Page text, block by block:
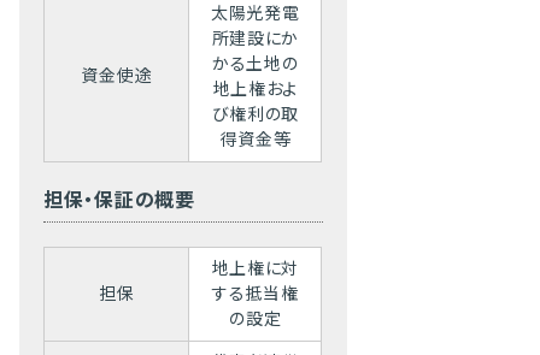
資金使途
太陽光発電
所建設にか
かる土地の
地上権およ
び権利の取
得資金等
担保・保証の概要
担保
地上権に対
する抵当権
の設定